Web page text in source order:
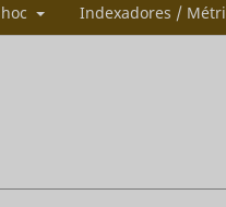
Indexadores /